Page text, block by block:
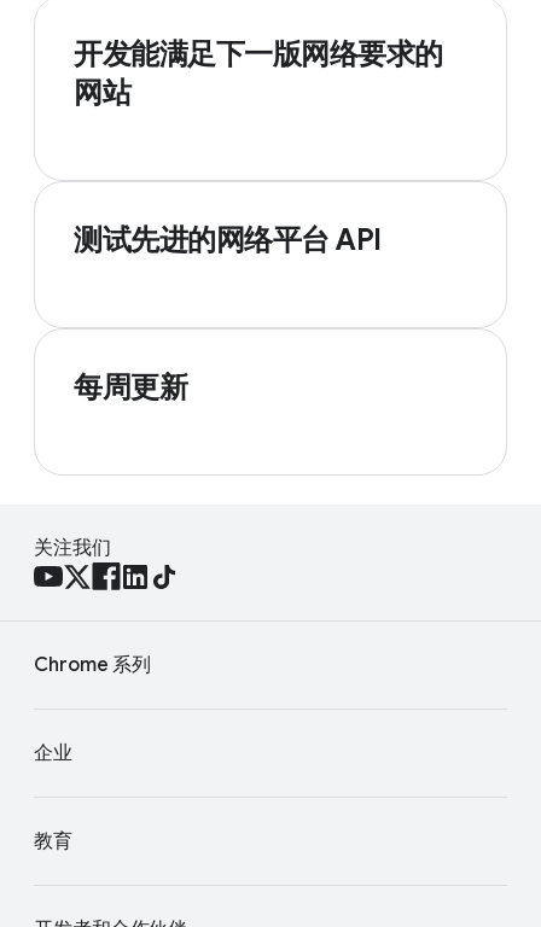
开发能满足下一版网络要求的
网站
测试先进的网络平台 API
每周更新
关注我们
Chrome 系列
企业
教育